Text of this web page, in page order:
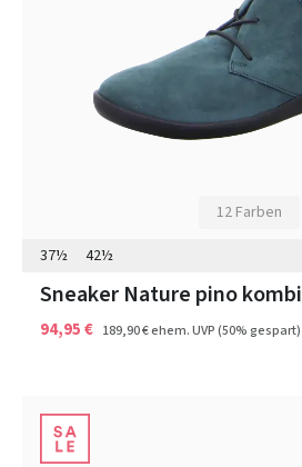
12 Farben
37½
42½
Sneaker Nature pino kombi
94,95 € 189,90 €ehem. UVP(50% gespart)